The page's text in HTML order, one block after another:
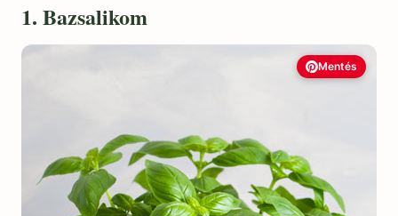
1. Bazsalikom
Mentés